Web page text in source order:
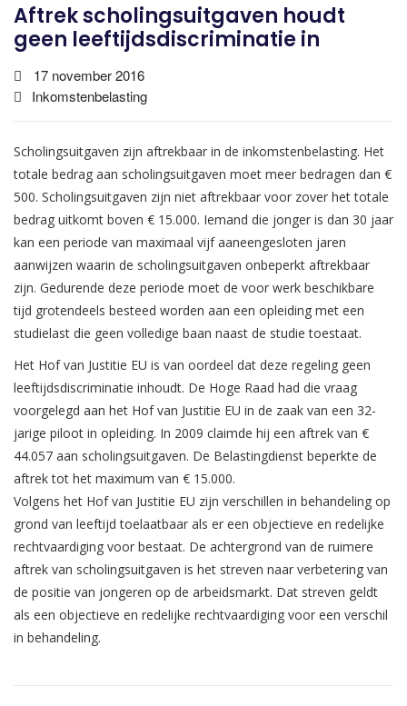
Aftrek scholingsuitgaven houdt
geen leeftijdsdiscriminatie in
17 november 2016
Inkomstenbelasting
Scholingsuitgaven zijn aftrekbaar in de inkomstenbelasting. Het
totale bedrag aan scholingsuitgaven moet meer bedragen dan €
500. Scholingsuitgaven zijn niet aftrekbaar voor zover het totale
bedrag uitkomt boven € 15.000. Iemand die jonger is dan 30 jaar
kan een periode van maximaal vijf aaneengesloten jaren
aanwijzen waarin de scholingsuitgaven onbeperkt aftrekbaar
zijn. Gedurende deze periode moet de voor werk beschikbare
tijd grotendeels besteed worden aan een opleiding met een
studielast die geen volledige baan naast de studie toestaat.
Het Hof van Justitie EU is van oordeel dat deze regeling geen
leeftijdsdiscriminatie inhoudt. De Hoge Raad had die vraag
voorgelegd aan het Hof van Justitie EU in de zaak van een 32-
jarige piloot in opleiding. In 2009 claimde hij een aftrek van €
44.057 aan scholingsuitgaven. De Belastingdienst beperkte de
aftrek tot het maximum van € 15.000.
Volgens het Hof van Justitie EU zijn verschillen in behandeling op
grond van leeftijd toelaatbaar als er een objectieve en redelijke
rechtvaardiging voor bestaat. De achtergrond van de ruimere
aftrek van scholingsuitgaven is het streven naar verbetering van
de positie van jongeren op de arbeidsmarkt. Dat streven geldt
als een objectieve en redelijke rechtvaardiging voor een verschil
in behandeling.